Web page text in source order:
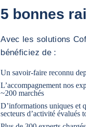
5 bonnes
Avec les solutions
bénéficiez de :
Un savoir-faire reconnu
L’accompagnement nos
~200 marchés
D’informations uniques et
secteurs d’activité évalués